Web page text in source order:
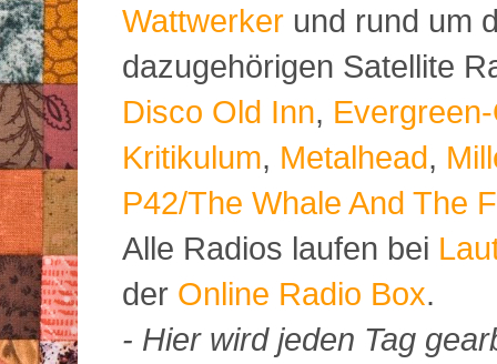
Wattwerker und rund um
dazugehörigen Satellite
Disco Old Inn,
Kritikulum, Metalhead,
P42/The Whale And The
Alle Radios laufen bei
der Online Radio Box.
- Hier wird jeden Tag